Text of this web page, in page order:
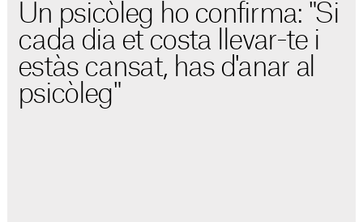
Un psicòleg ho confirma: "Si
cada dia et costa llevar-te i
estàs cansat, has d'anar al
psicòleg"